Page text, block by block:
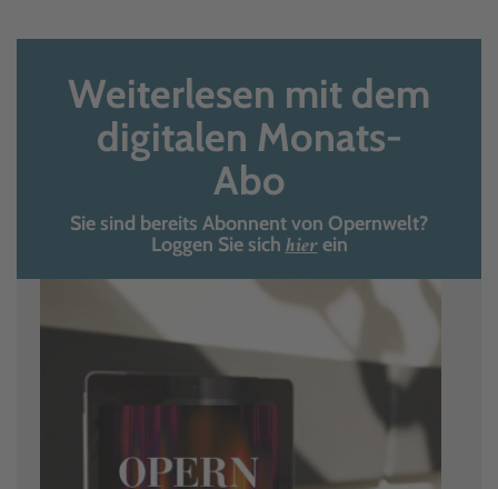
Weiterlesen mit dem
digitalen Monats-
Abo
Sie sind bereits Abonnent von Opernwelt?
Loggen Sie sich hierein